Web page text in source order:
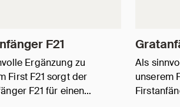
F21
Ergänzung zu
First F21 sorgt der
F21 für einen…
Als
unserem